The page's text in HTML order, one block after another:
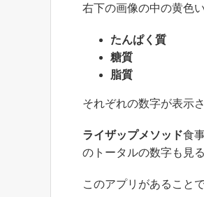
右下の画像の中の黄色
たんぱく質
糖質
脂質
それぞれの数字が表示
ライザップメソッド食
のトータルの数字も見
このアプリがあること